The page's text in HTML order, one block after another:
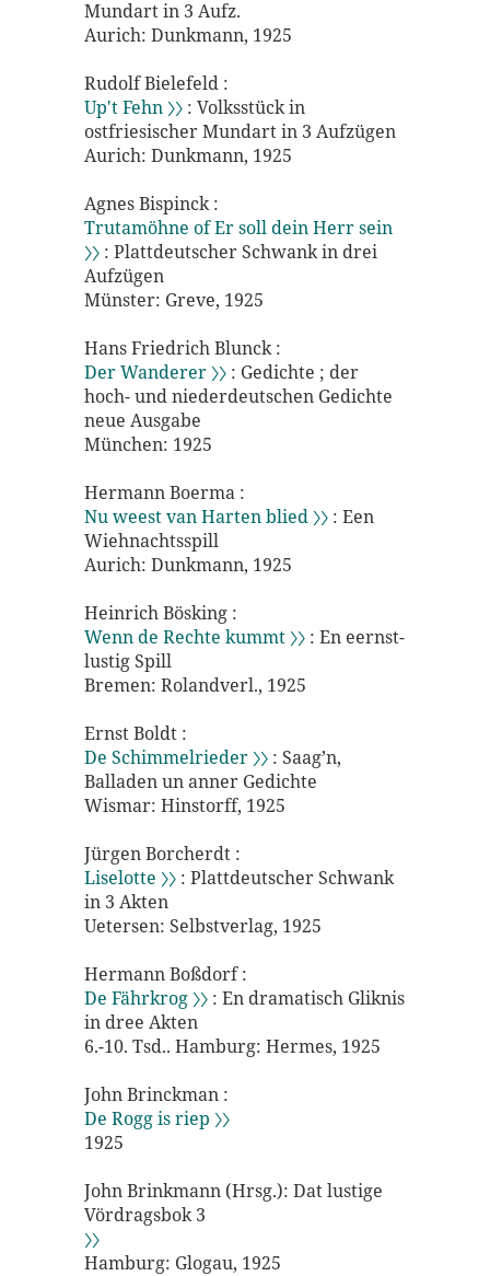
Mundart in 3 Aufz.
Aurich: Dunkmann, 1925
Rudolf Bielefeld :
Up't Fehn 〉〉 : Volksstück in
ostfriesischer Mundart in 3 Aufzügen
Aurich: Dunkmann, 1925
Agnes Bispinck :
Trutamöhne of Er soll dein Herr sein
〉〉 : Plattdeutscher Schwank in drei
Aufzügen
Münster: Greve, 1925
Hans Friedrich Blunck :
Der Wanderer 〉〉 : Gedichte ; der
hoch- und niederdeutschen Gedichte
neue Ausgabe
München: 1925
Hermann Boerma :
Nu weest van Harten blied 〉〉 : Een
Wiehnachtsspill
Aurich: Dunkmann, 1925
Heinrich Bösking :
Wenn de Rechte kummt 〉〉 : En eernst-
lustig Spill
Bremen: Rolandverl., 1925
Ernst Boldt :
De Schimmelrieder 〉〉 : Saag’n,
Balladen un anner Gedichte
Wismar: Hinstorff, 1925
Jürgen Borcherdt :
Liselotte 〉〉 : Plattdeutscher Schwank
in 3 Akten
Uetersen: Selbstverlag, 1925
Hermann Boßdorf :
De Fährkrog 〉〉 : En dramatisch Gliknis
in dree Akten
6.-10. Tsd.. Hamburg: Hermes, 1925
John Brinckman :
De Rogg is riep 〉〉
1925
John Brinkmann (Hrsg.): Dat lustige
Vördragsbok 3
〉〉
Hamburg: Glogau, 1925